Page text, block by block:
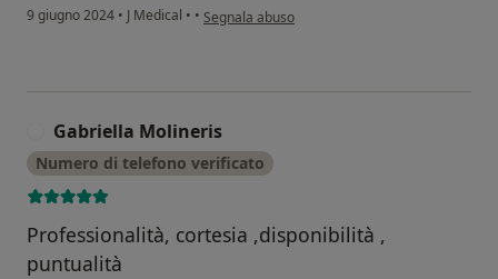
9 giugno 2024 • J Medical • • secondo l'opinione dell'utente Giovanni
Segnala abuso
Gabriella Molineris
Numero di telefono verificato
Professionalità, cortesia ,disponibilità ,
puntualità